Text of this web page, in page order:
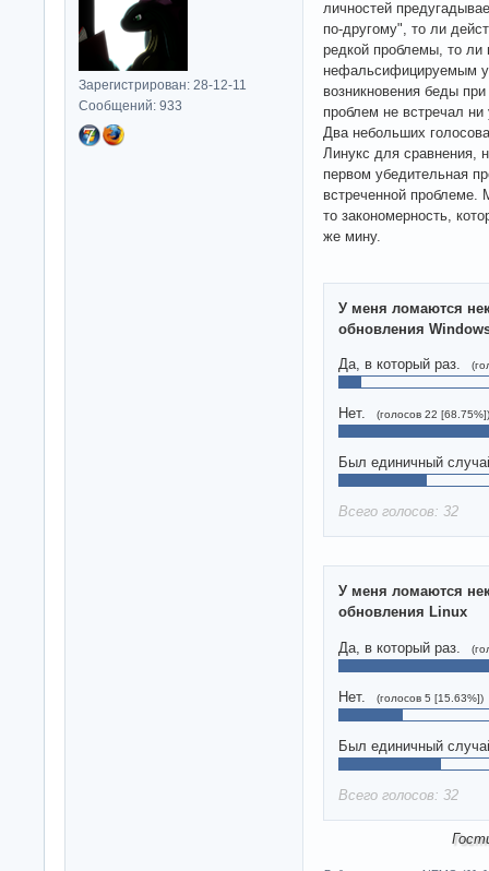
Зарегистрирован: 28-12-11
Сообщений: 933
личностей
по-другому", то ли
редкой проблемы, то ли
нефальсифицируемым
возникновения беды
проблем не встречал
Два небольших
Линукс для сравнения,
первом убедительная
встреченной проблеме.
то закономерность,
же мину.
У меня ломаются
обновления
Да, в который раз.
Нет. (голосов 22 [68.75%])
Был единичный
Всего голосов: 32
У меня ломаются
обновления Linux
Да, в который раз.
Нет. (голосов 5 [15.63%])
Был единичный
Всего голосов: 32